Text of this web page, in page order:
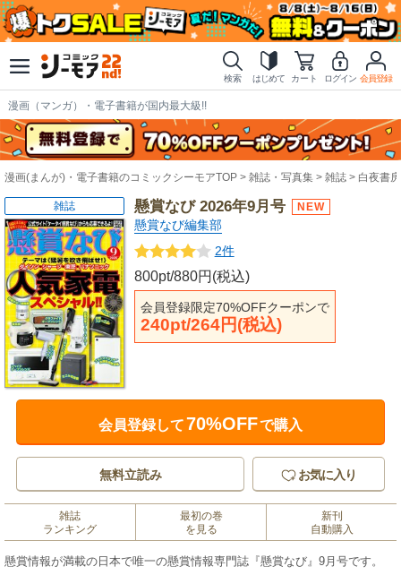
検索 はじめて カート ログイン 会員登録
漫画（マンガ）・電子書籍が国内最大級!!
漫画(まんが)・電子書籍のコミックシーモアTOP 雑誌・写真集 雑誌 白夜書房
懸賞なび 2026年9月号
懸賞なび編集部
2件
800pt/880円(税込)
会員登録限定70%OFFクーポンで
240pt/264円(税込)
雑誌
会員登録して70%OFFで購入
無料立読み お気に入り
雑誌
ランキング
最初の巻
を見る
新刊
自動購入
懸賞情報が満載の日本で唯一の懸賞情報専門誌『懸賞なび』9月号です。